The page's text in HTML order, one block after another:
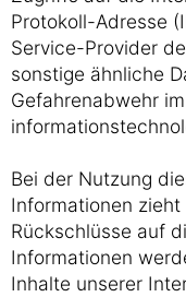
Protokoll-Adresse
Service-Provider
sonstige ähnliche
Gefahrenabwehr
Bei der Nutzung
Informationen
Rückschlüsse auf
Informationen
Inhalte unserer